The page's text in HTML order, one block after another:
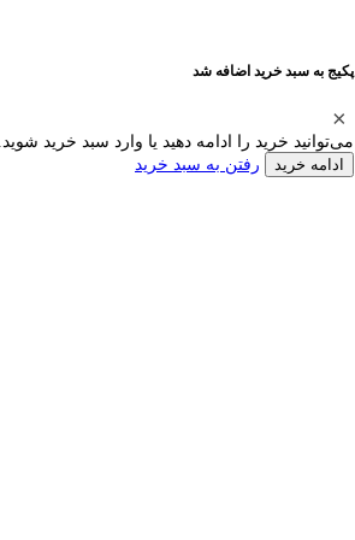
پکیج به سبد خرید اضافه شد
می‌توانید خرید را ادامه دهید یا وارد سبد خرید شوید.
ادامه خرید رفتن به سبد خرید